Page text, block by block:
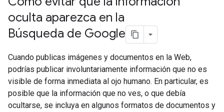
oculta aparezca en la
Búsqueda de Google
Cuando publicas imágenes y documentos en la Web,
podrías publicar involuntariamente información que no es
visible de forma inmediata al ojo humano. En particular, es
posible que la información que no ves, o que debía
ocultarse, se incluya en algunos formatos de documentos y